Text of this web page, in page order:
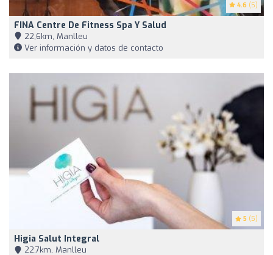
4.6 (5)
FINA Centre De Fitness Spa Y Salud
22,6km, Manlleu
Ver información y datos de contacto
5 (5)
Higia Salut Integral
22,7km, Manlleu